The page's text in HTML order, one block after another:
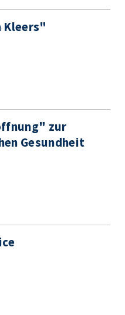
Kleers"
zur
Gesundheit